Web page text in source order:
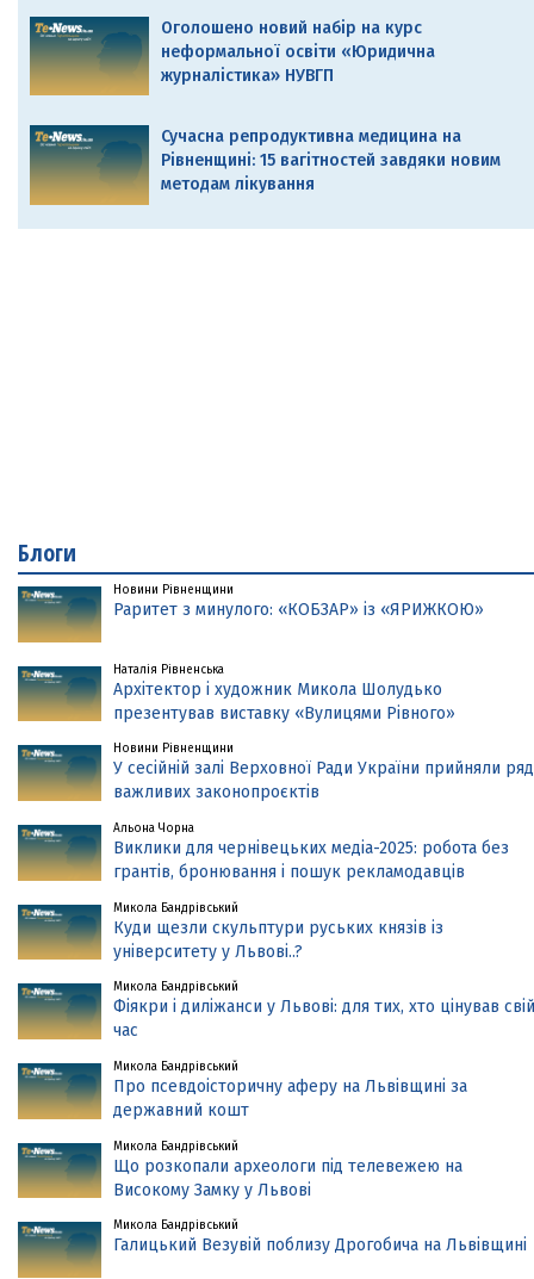
Оголошено новий набір на курс
неформальної освіти «Юридична
журналістика» НУВГП
Сучасна репродуктивна медицина на
Рівненщині: 15 вагітностей завдяки новим
методам лікування
Блоги
Новини Рівненщини
Раритет з минулого: «КОБЗАР» із «ЯРИЖКОЮ»
Наталія Рівненська
Архітектор і художник Микола Шолудько
презентував виставку «Вулицями Рівного»
Новини Рівненщини
У сесійній залі Верховної Ради України прийняли ряд
важливих законопроєктів
Альона Чорна
Виклики для чернівецьких медіа-2025: робота без
грантів, бронювання і пошук рекламодавців
Микола Бандрівський
Куди щезли скульптури руських князів із
університету у Львові..?
Микола Бандрівський
Фіякри і диліжанси у Львові: для тих, хто цінував свій
час
Микола Бандрівський
Про псевдоісторичну аферу на Львівщині за
державний кошт
Микола Бандрівський
Що розкопали археологи під телевежею на
Високому Замку у Львові
Микола Бандрівський
Галицький Везувій поблизу Дрогобича на Львівщині